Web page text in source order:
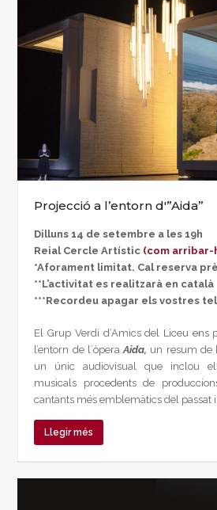
Projecció a l’entorn d'”Aida”
Dilluns 14 de setembre a les 19h
Reial Cercle Artístic (com arribar-
*Aforament limitat. Cal reserva
**L’activitat es realitzarà en català
***Recordeu apagar els vostres
El Grup Verdi d’Amics del Liceu ens
l’entorn de l`òperaAida, un resum de
un únic audiovisual que inclou
musicals procedents de
cantants més emblemàtics del passat
Llegir més